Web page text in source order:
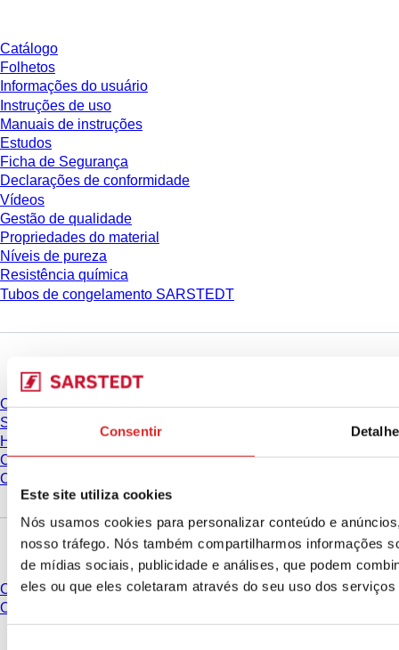
Consentir
Este site utiliza cookies
Nós usamos cookies para personalizar conteúdo e
nosso tráfego. Nós também compartilharmos informações
de mídias sociais, publicidade e análises, que podem
eles ou que eles coletaram através do seu uso dos serviços
Catálogo
Folhetos
Informações do usuário
Instruções de uso
Manuais de instruções
Estudos
Ficha de Segurança
Declarações de conformidade
Vídeos
Gestão de qualidade
Propriedades do material
Níveis de pureza
Resistência química
Tubos de congelamento SARSTEDT
Carreiras
Sobre nós
História
Compras e logística
Código de Conduta
Você tem perguntas?
Contato
Organizações de vendas